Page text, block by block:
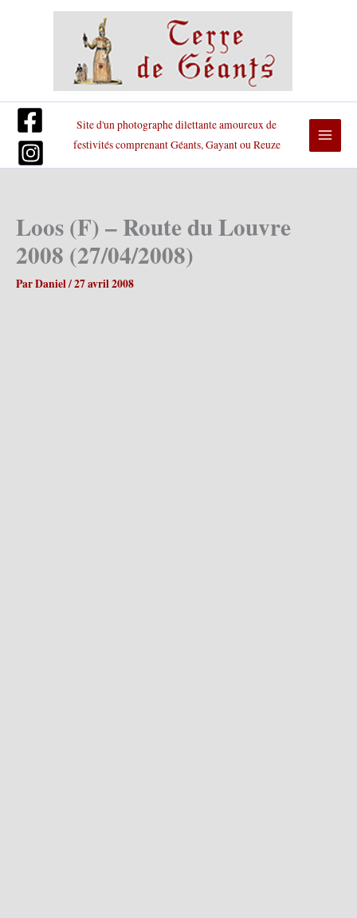
Site d'un photographe dilettante amoureux de
festivités comprenant Géants, Gayant ou Reuze
Loos (F) – Route du Louvre
2008 (27/04/2008)
ParDaniel/27 avril 2008